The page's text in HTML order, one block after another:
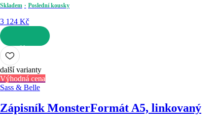
Skladem
Poslední kousky
3 124 Kč
DO KOŠÍKU
další varianty
Výhodná cena
Sass & Belle
Zápisník MonsterFormát A5, linkovaný